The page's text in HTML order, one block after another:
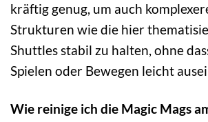
kräftig genug, um auch
Strukturen wie die hier
Shuttles stabil zu halten, ohne
Spielen oder Bewegen leicht
Wie reinige ich die Magic Mags